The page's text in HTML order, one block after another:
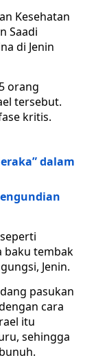
Kesehatan
Saadi
di Jenin
orang
tersebut.
kritis.
dalam
baku tembak
Jenin.
pasukan
cara
itu
sehingga